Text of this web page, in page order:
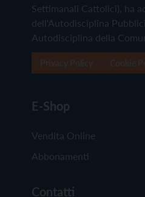
Settimanali Cattolici), ha
dell'Autodisciplina
Autodisciplina della
E-Shop
Vendita Online
Abbonamenti
Contatti